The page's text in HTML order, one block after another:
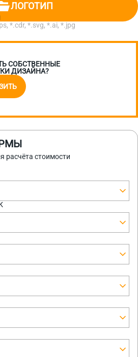
ЛОГОТИП
*.cdr, *.svg, *.ai, *.jpg
СОБСТВЕННЫЕ
ДИЗАЙНА?
расчёта стоимости